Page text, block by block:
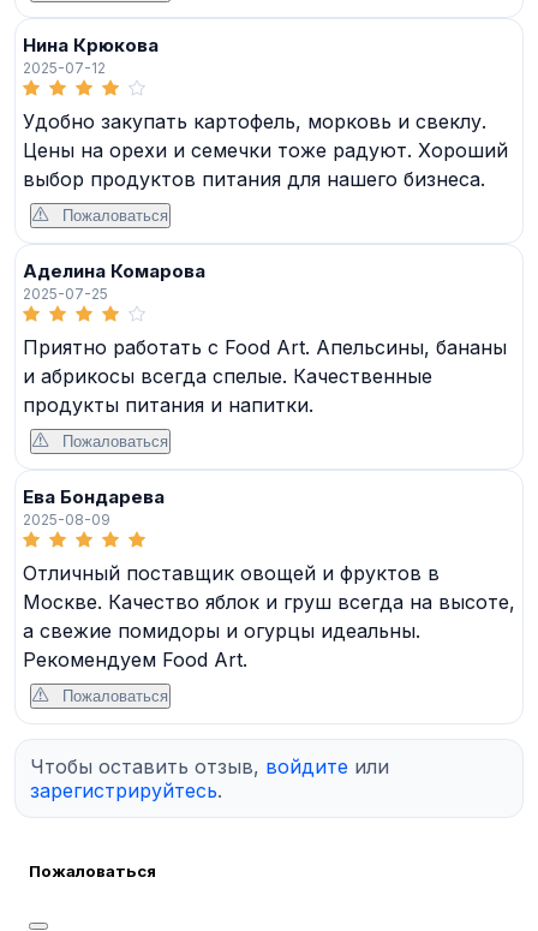
Нина Крюкова
2025-07-12
Удобно закупать картофель, морковь и свеклу.
Цены на орехи и семечки тоже радуют. Хороший
выбор продуктов питания для нашего бизнеса.
Пожаловаться
Аделина Комарова
2025-07-25
Приятно работать с Food Art. Апельсины, бананы
и абрикосы всегда спелые. Качественные
продукты питания и напитки.
Пожаловаться
Ева Бондарева
2025-08-09
Отличный поставщик овощей и фруктов в
Москве. Качество яблок и груш всегда на высоте,
а свежие помидоры и огурцы идеальны.
Рекомендуем Food Art.
Пожаловаться
Чтобы оставить отзыв, войдите или
зарегистрируйтесь.
Пожаловаться